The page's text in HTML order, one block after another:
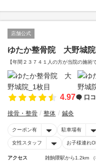
店舗公式
ゆたか整骨院 大野城院
【年間２３７４１人の方が当院の施術
4.97 口
接骨・整骨 整体 鍼灸
クーポン有 駐車場有
女性スタッフ お子様連れ
アクセス
雑餉隈駅から1.2km （